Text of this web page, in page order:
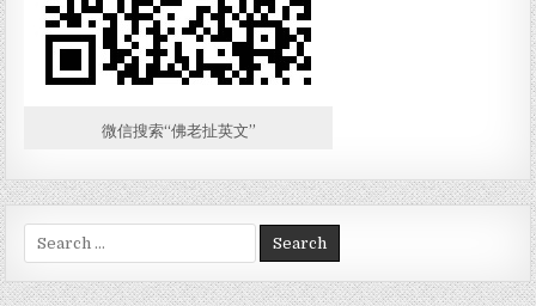
微信搜索“佛老扯英文”
Search for: